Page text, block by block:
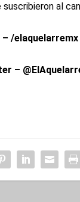
suscribieron al
– /elaquelarremx
–